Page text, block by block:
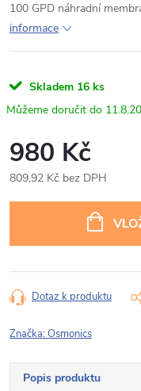
100 GPD náhradní
informace
Skladem 16 ks
980 Kč
809,92 Kč bez DPH
Dotaz k produktu
Značka:Osmonics
Popis produktu